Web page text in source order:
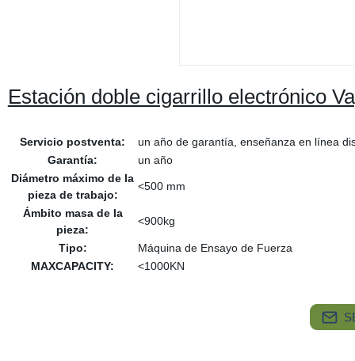
Estación doble cigarrillo electrónico
Servicio postventa:
un año de garantía, enseñanza en línea
Garantía:
un año
Diámetro máximo de la
pieza de trabajo:
<500 mm
Ámbito masa de la
pieza:
<900kg
Tipo:
Máquina de Ensayo de Fuerza
MAXCAPACITY:
<1000KN